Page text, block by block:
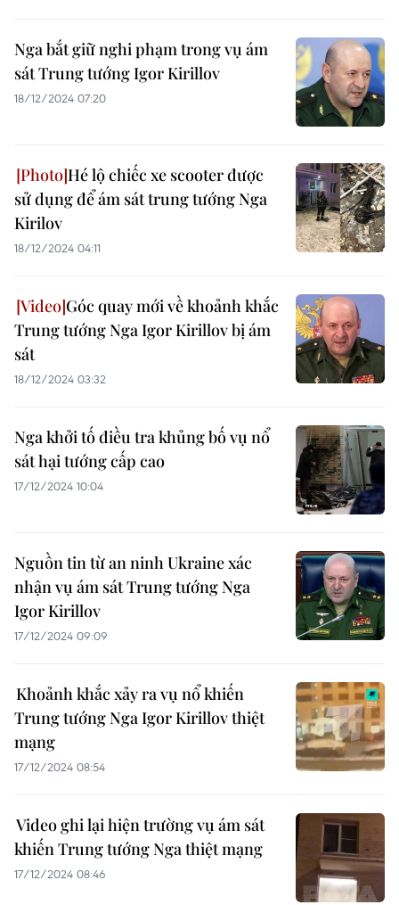
Nga bắt giữ nghi phạm trong vụ ám
sát Trung tướng Igor Kirillov
18/12/2024 07:20
Hé lộ chiếc xe scooter được
sử dụng để ám sát trung tướng Nga
Kirilov
18/12/2024 04:11
Góc quay mới về khoảnh khắc
Trung tướng Nga Igor Kirillov bị ám
sát
18/12/2024 03:32
Nga khởi tố điều tra khủng bố vụ nổ
sát hại tướng cấp cao
17/12/2024 10:04
Nguồn tin từ an ninh Ukraine xác
nhận vụ ám sát Trung tướng Nga
Igor Kirillov
17/12/2024 09:09
Khoảnh khắc xảy ra vụ nổ khiến
Trung tướng Nga Igor Kirillov thiệt
mạng
17/12/2024 08:54
Video ghi lại hiện trường vụ ám sát
khiến Trung tướng Nga thiệt mạng
17/12/2024 08:46